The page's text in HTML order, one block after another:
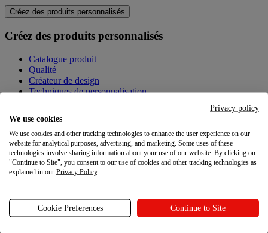
Créez des produits personnalisés
Créez des produits personnalisés
Catalogue produit
Qualité
Créateur de design
Techniques de personnalisation
Explorez
Blog
Ressources
Privacy policy
We use cookies
We use cookies and other tracking technologies to enhance the user experience on our
website for analytical purposes, advertising, and marketing. Some uses of these
technologies involve sharing information about your use of our website. By clicking on
"Continue to Site", you consent to our use of cookies and other tracking technologies as
explained in our Privacy Policy.
Cookie Preferences Continue to Site